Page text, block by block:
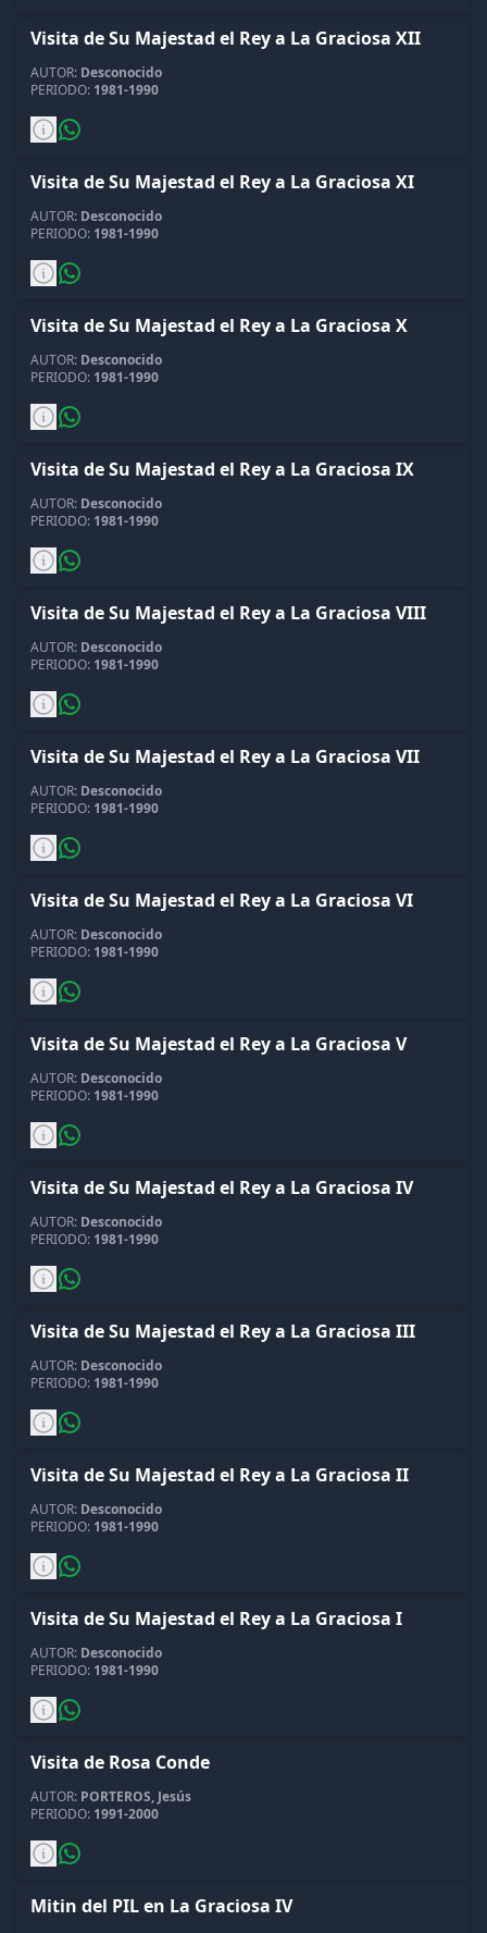
Visita de Su Majestad el Rey a La Graciosa XII
AUTOR: Desconocido
PERIODO: 1981-1990
Visita de Su Majestad el Rey a La Graciosa XI
AUTOR: Desconocido
PERIODO: 1981-1990
Visita de Su Majestad el Rey a La Graciosa X
AUTOR: Desconocido
PERIODO: 1981-1990
Visita de Su Majestad el Rey a La Graciosa IX
AUTOR: Desconocido
PERIODO: 1981-1990
Visita de Su Majestad el Rey a La Graciosa VIII
AUTOR: Desconocido
PERIODO: 1981-1990
Visita de Su Majestad el Rey a La Graciosa VII
AUTOR: Desconocido
PERIODO: 1981-1990
Visita de Su Majestad el Rey a La Graciosa VI
AUTOR: Desconocido
PERIODO: 1981-1990
Visita de Su Majestad el Rey a La Graciosa V
AUTOR: Desconocido
PERIODO: 1981-1990
Visita de Su Majestad el Rey a La Graciosa IV
AUTOR: Desconocido
PERIODO: 1981-1990
Visita de Su Majestad el Rey a La Graciosa III
AUTOR: Desconocido
PERIODO: 1981-1990
Visita de Su Majestad el Rey a La Graciosa II
AUTOR: Desconocido
PERIODO: 1981-1990
Visita de Su Majestad el Rey a La Graciosa I
AUTOR: Desconocido
PERIODO: 1981-1990
Visita de Rosa Conde
AUTOR: PORTEROS, Jesús
PERIODO: 1991-2000
Mitin del PIL en La Graciosa IV